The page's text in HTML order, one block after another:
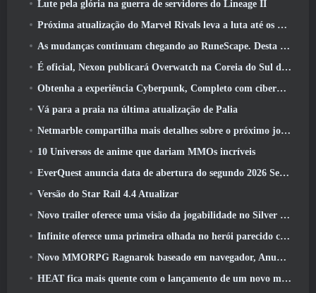
Lute pela glória na guerra de servidores do Lineage II
Próxima atualização do Marvel Rivals leva a luta até os deuses
As mudanças continuam chegando ao RuneScape. Desta vez é a habitação do jogador
É oficial, Nexon publicará Overwatch na Coreia do Sul daqui para frente
Obtenha a experiência Cyberpunk, Completo com ciberpsicose, No próximo evento de crossover do Apex Legends
Vá para a praia na última atualização de Palia
Netmarble compartilha mais detalhes sobre o próximo jogo de nivelamento solo, Nivelamento Solo: KARMA na Anime Expo
10 Universos de anime que dariam MMOs incríveis
EverQuest anuncia data de abertura do segundo 2026 Servidor de expansão bloqueado por tempo
Versão do Star Rail 4.4 Atualizar
Novo trailer oferece uma visão da jogabilidade no Silver Palace
Infinite oferece uma primeira olhada no herói parecido com uma sereia chegando no SS13: Pós-luz
Novo MMORPG Ragnarok baseado em navegador, Anunciado o Universo Ragnarok
HEAT fica mais quente com o lançamento de um novo mapa do deserto